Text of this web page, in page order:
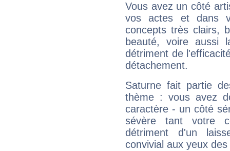
Vous avez un côté
vos actes et dans
concepts très clairs,
beauté, voire aussi
détriment de
détachement.
Saturne fait partie
thème : vous avez
caractère - un côté
sévère tant votre
détriment d'un
convivial aux yeux